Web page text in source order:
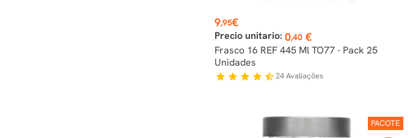
Preço
9,95€
Precio unitario: 0,40 €
Frasco 16 REF 445 Ml TO77 - Pack 25
Unidades
star star star star star_half24Avaliações
PACOTE